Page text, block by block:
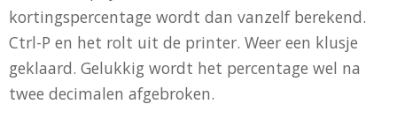
kortingspercentage wordt dan vanzelf berekend.
Ctrl-P en het rolt uit de printer. Weer een klusje
geklaard. Gelukkig wordt het percentage wel na
twee decimalen afgebroken.